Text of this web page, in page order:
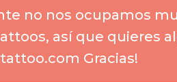
no nos ocupamos
así que quieres
Gracias!